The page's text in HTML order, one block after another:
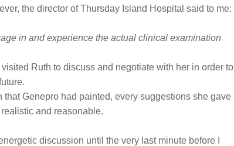
the director of Thursday Island Hospital said to me:
in and experience the actual clinical examination
Ruth to discuss and negotiate with her in order to
Genepro had painted, every suggestions she gave
and reasonable.
discussion until the very last minute before I